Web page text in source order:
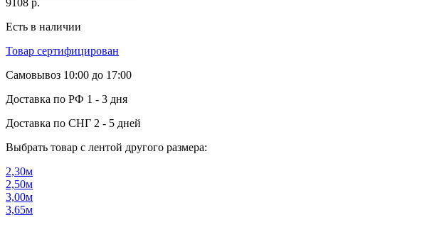
Есть в наличии
Товар сертифицирован
Самовывоз 10:00 до 17:00
Доставка по РФ 1 - 3 дня
Доставка по СНГ 2 - 5 дней
Выбрать товар с лентой другого размера:
2,30м
2,50м
3,00м
3,65м